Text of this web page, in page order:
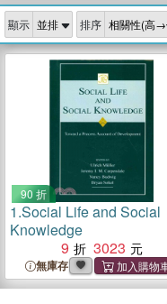
顯示 排序
90 折
1.Social Life and Social
Knowledge
9
3023
無庫存